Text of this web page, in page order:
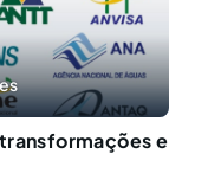
e